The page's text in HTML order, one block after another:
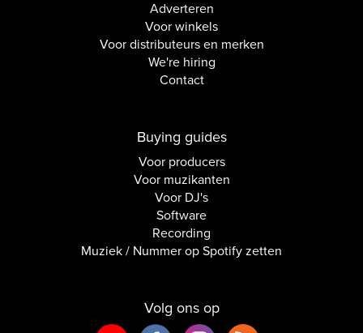
Adverteren
Voor winkels
Voor distributeurs en merken
We're hiring
Contact
Buying guides
Voor producers
Voor muzikanten
Voor DJ's
Software
Recording
Muziek / Nummer op Spotify zetten
Volg ons op